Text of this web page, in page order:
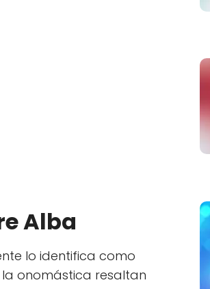
Alba
lo identifica como
onomástica resaltan